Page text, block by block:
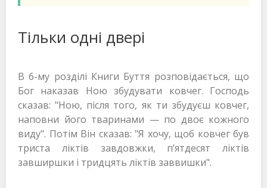
Тільки одні двері
В 6-му розділі Книги Буття розповідається, що
Бог наказав Ною збудувати ковчег. Господь
сказав: "Ною, після того, як ти збудуєш ковчег,
наповни його тваринами — по двоє кожного
виду". Потім Він сказав: "Я хочу, щоб ковчег був
триста ліктів завдовжки, п’ятдесят ліктів
завширшки і тридцять ліктів заввишки".